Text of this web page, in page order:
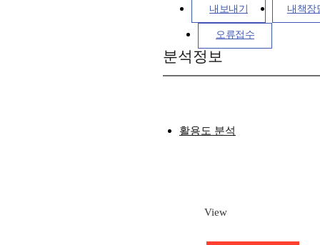
내보내기 내책장
오류접수
분석정보
활용도 분석
View